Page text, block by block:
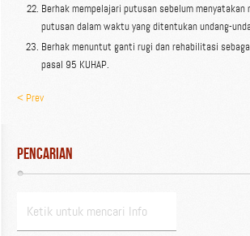
Berhak mempelajari putusan sebelum menyatakan
putusan dalam waktu yang ditentukan undang-
Berhak menuntut ganti rugi dan rehabilitasi
pasal 95 KUHAP.
< Prev
Pencarian